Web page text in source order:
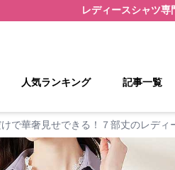
レディースシャツ専
人気ランキング 記事一覧
で華奢見せできる！７部丈のレディ